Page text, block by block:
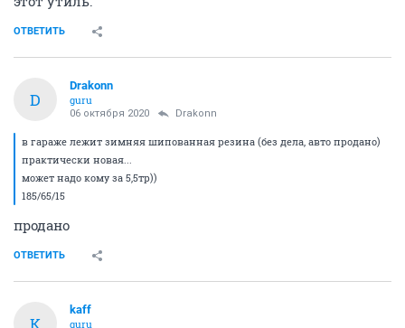
ОТВЕТИТЬ
D
Drakonn
guru
06 октября 2020 Drakonn
в гараже лежит зимняя шипованная резина (без дела, авто продано)
практически новая...
может надо кому за 5,5тр))
185/65/15
продано
ОТВЕТИТЬ
K
kaff
guru